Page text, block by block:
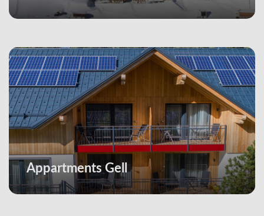
Appartments Gell